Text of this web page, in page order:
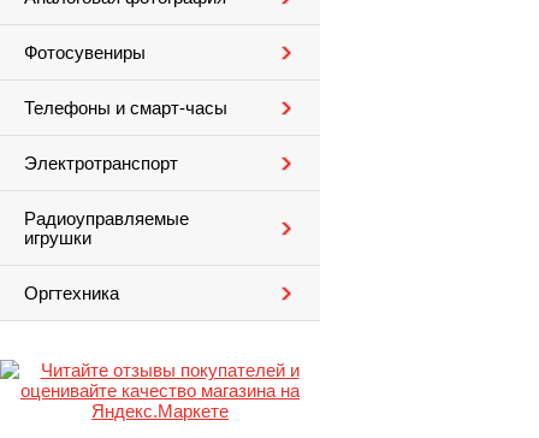
Фотосувениры
Телефоны и смарт-часы
Электротранспорт
Радиоуправляемые
игрушки
Оргтехника